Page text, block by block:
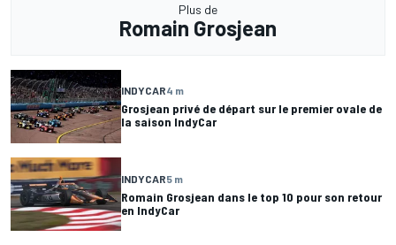
Plus de
Romain Grosjean
INDYCAR4 m
Grosjean privé de départ sur le premier ovale de
la saison IndyCar
INDYCAR5 m
Romain Grosjean dans le top 10 pour son retour
en IndyCar